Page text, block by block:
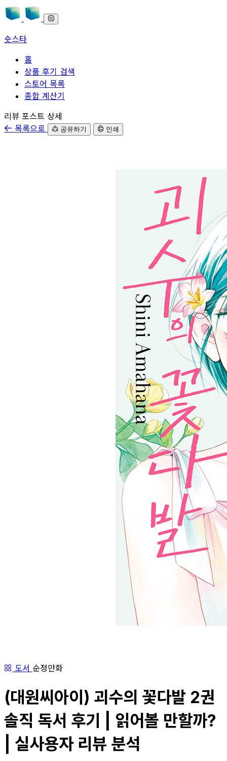
숏스타
홈
상품 후기 검색
스토어 목록
종합 계산기
본문으로 바로가기
리뷰 포스트 상세
목록으로
공유하기 인쇄
도서 순정만화
(대원씨아이) 괴수의 꽃다발 2권
솔직 독서 후기 | 읽어볼 만할까?
| 실사용자 리뷰 분석